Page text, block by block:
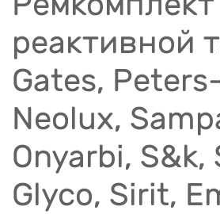
реактивной
Gates,
Neolux,
Onyarbi, S&k,
Glyco, Sirit,